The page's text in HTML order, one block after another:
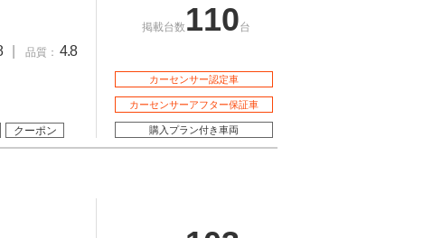
品質： 4.8
クーポン
掲載台数 110台
カーセンサー認定車
カーセンサーアフター保証車
購入プラン付き車両